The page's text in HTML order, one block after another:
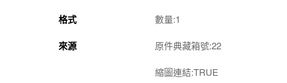
格式 數量:1
來源 原件典藏箱號:22
縮圖連結:TRUE